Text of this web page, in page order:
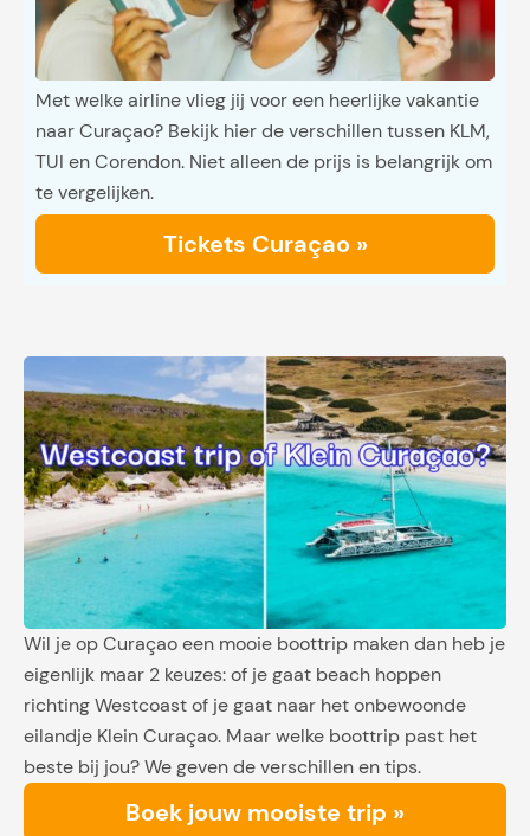
Met welke airline vlieg jij voor een heerlijke vakantie
naar Curaçao? Bekijk hier de verschillen tussen KLM,
TUI en Corendon. Niet alleen de prijs is belangrijk om
te vergelijken.
Tickets Curaçao »
Wil je op Curaçao een mooie boottrip maken dan heb je
eigenlijk maar 2 keuzes: of je gaat beach hoppen
richting Westcoast of je gaat naar het onbewoonde
eilandje Klein Curaçao. Maar welke boottrip past het
beste bij jou? We geven de verschillen en tips.
Boek jouw mooiste trip »